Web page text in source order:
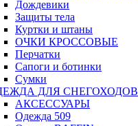
Дождевики
Защиты тела
Куртки и штаны
ОЧКИ КРОССОВЫЕ
Перчатки
Сапоги и ботинки
Сумки
ДЛЯ СНЕГОХОДОВ
АКСЕССУАРЫ
Одежда 509